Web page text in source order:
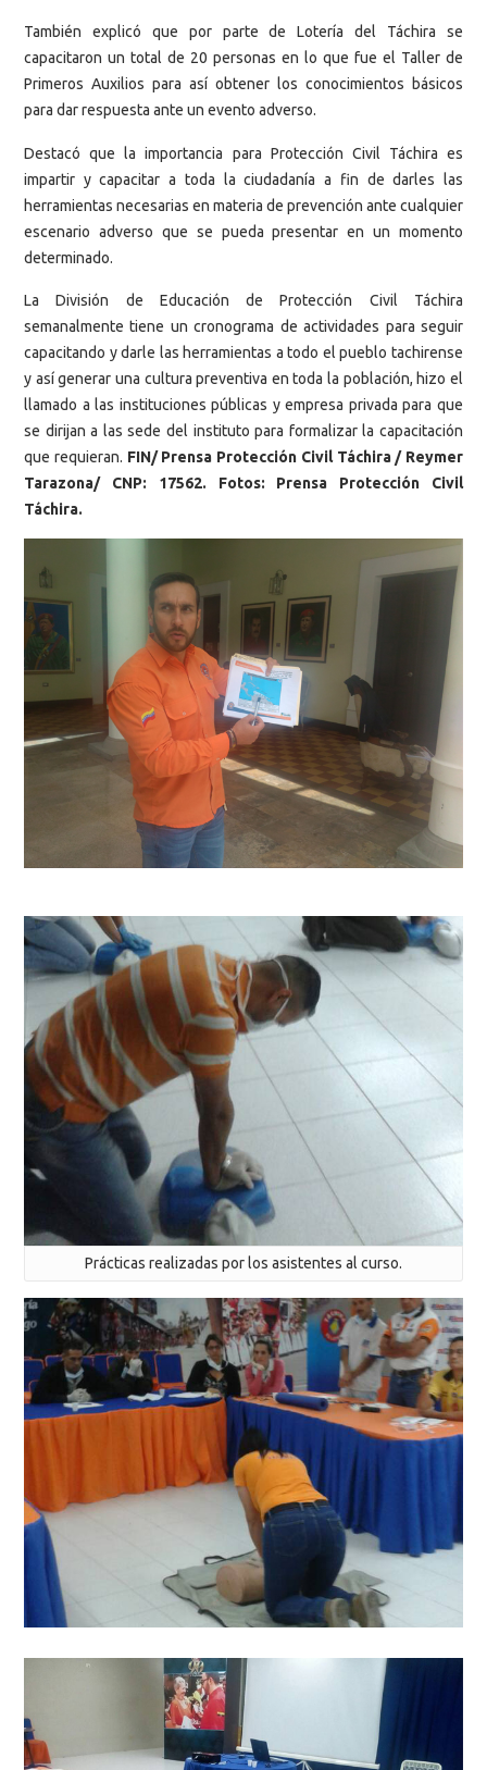
También explicó que por parte de Lotería del Táchira se
capacitaron un total de 20 personas en lo que fue el Taller de
Primeros Auxilios para así obtener los conocimientos básicos
para dar respuesta ante un evento adverso.
Destacó que la importancia para Protección Civil Táchira es
impartir y capacitar a toda la ciudadanía a fin de darles las
herramientas necesarias en materia de prevención ante cualquier
escenario adverso que se pueda presentar en un momento
determinado.
La División de Educación de Protección Civil Táchira
semanalmente tiene un cronograma de actividades para seguir
capacitando y darle las herramientas a todo el pueblo tachirense
y así generar una cultura preventiva en toda la población, hizo el
llamado a las instituciones públicas y empresa privada para que
se dirijan a las sede del instituto para formalizar la capacitación
que requieran. FIN/ Prensa Protección Civil Táchira / Reymer
Tarazona/ CNP: 17562. Fotos: Prensa Protección Civil
Táchira.
Prácticas realizadas por los asistentes al curso.